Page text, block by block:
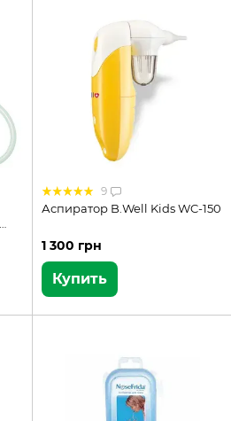
9
Аспиратор B.Well Kids WC-150
1 300 грн
Купить